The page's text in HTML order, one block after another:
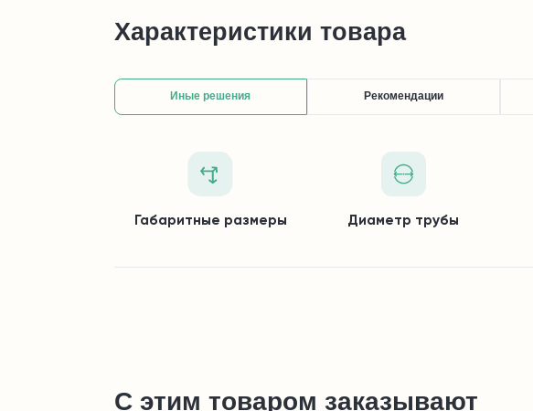
Характеристики товара
Иные решения Рекомендации
Габаритные размеры Диаметр трубы
С этим товаром заказывают